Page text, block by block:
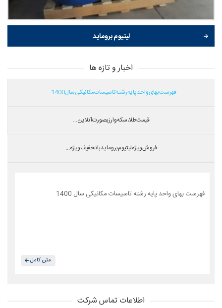
لیتیوم بروماید
اخبار و تازه ها
فهرست بهای واحد پایه رشته تاسیسات مکانیکی سال 1400...
قیمت طلا،سکه و ارز بصورت آنلاین...
فروش ویژه لیتیوم بروماید با تخفیف ویژه...
فهرست بهای واحد پایه رشته تاسیسات مکانیکی سال 1400
متن کامل
اطلاعات تماس شرکت